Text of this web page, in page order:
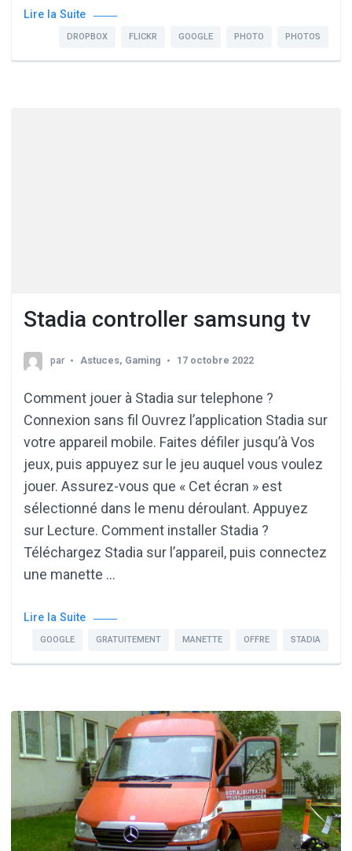
Lire la Suite
DROPBOX FLICKR GOOGLE PHOTO PHOTOS
Stadia controller samsung tv
par Astuces, Gaming 17 octobre 2022
Comment jouer à Stadia sur telephone ?
Connexion sans fil Ouvrez l’application Stadia sur
votre appareil mobile. Faites défiler jusqu’à Vos
jeux, puis appuyez sur le jeu auquel vous voulez
jouer. Assurez-vous que « Cet écran » est
sélectionné dans le menu déroulant. Appuyez
sur Lecture. Comment installer Stadia ?
Téléchargez Stadia sur l’appareil, puis connectez
une manette …
Lire la Suite
GOOGLE GRATUITEMENT MANETTE OFFRE STADIA